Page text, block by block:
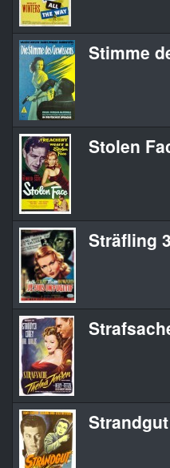
Stimme
Stolen
Sträfling
Strandgut